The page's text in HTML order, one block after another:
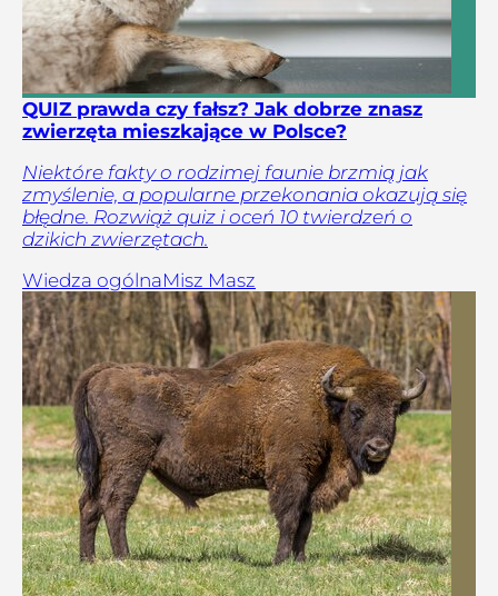
QUIZ prawda czy fałsz? Jak dobrze znasz
zwierzęta mieszkające w Polsce?
Niektóre fakty o rodzimej faunie brzmią jak
zmyślenie, a popularne przekonania okazują się
błędne. Rozwiąż quiz i oceń 10 twierdzeń o
dzikich zwierzętach.
Wiedza ogólnaMisz Masz